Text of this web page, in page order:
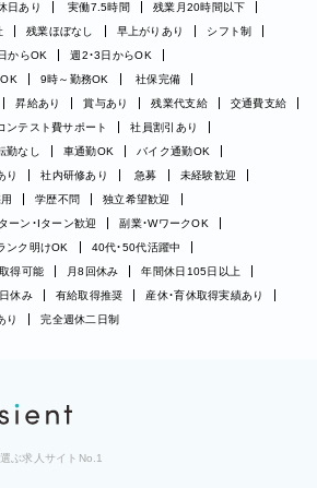
日あり 実働7.5時間
残業月20時間以下
残業ほぼなし 早上がりあり
シフト制
からOK
週2・3日からOK
9時～勤務OK
社保完備
昇給あり 賞与あり 残業代支給
交通費支給
ンテスト費サポート
社員割引あり
勤なし 車通勤OK
バイク通勤OK
り 社内研修あり 急募
未経験歓迎
学歴不問
独立希望歓迎
ーン・Iターン歓迎
副業・WワークOK
ンク明けOK
40代・50代活躍中
得可能 月8回休み
年間休日105日以上
休み 有給取得推奨
産休・育休取得実績あり
り 完全週休二日制
ぶ求人サイトNo.1